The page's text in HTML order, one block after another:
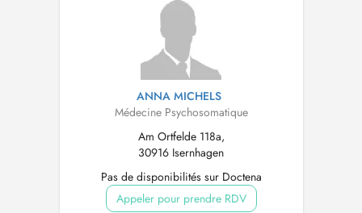
ANNA MICHELS
Médecine Psychosomatique
Am Ortfelde 118a,
30916 Isernhagen
Pas de disponibilités sur Doctena
Appeler pour prendre RDV